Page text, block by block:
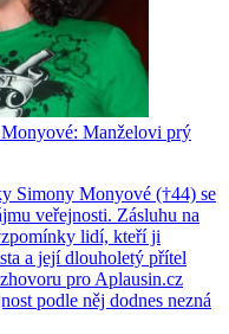
Manželovi prý
Simony Monyové (†44) se
veřejnosti. Zásluhu na
lidí, kteří ji
a její dlouholetý přítel
pro Aplausin.cz
podle něj dodnes nezná